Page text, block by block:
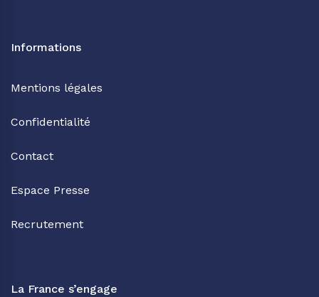
Informations
Mentions légales
Confidentialité
Contact
Espace Presse
Recrutement
La France s’engage